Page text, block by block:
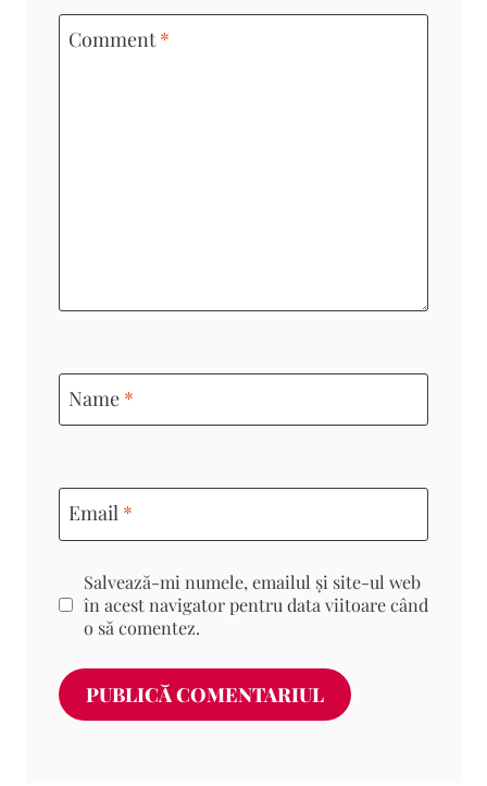
Comment*
Name *
Email *
Salvează-mi numele, emailul și site-ul web
în acest navigator pentru data viitoare când
o să comentez.